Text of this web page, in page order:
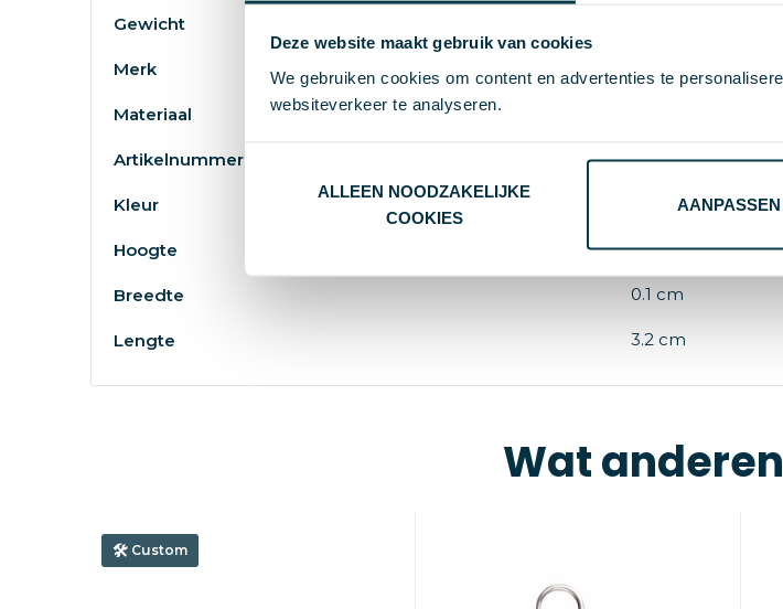
Deze website maakt gebruik van cookies
We gebruiken cookies om content en advertenties te
websiteverkeer te analyseren.
ALLEEN NOODZAKELIJKE
COOKIES
AANPASSEN
Gewicht
Merk
Materiaal
Artikelnummer 81301
Kleur Blauw
Hoogte 5.2 cm
Breedte 0.1 cm
Lengte 3.2 cm
Wat
Custom